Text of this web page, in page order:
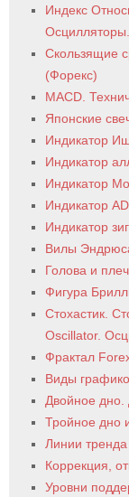
Индекс
Осцилляторы.
Скользящие
(Форекс)
MACD.
Японские
Индикатор
Индикатор
Индикатор
Индикатор
Индикатор
Вилы
Голова и
Фигура
Стохастик.
Oscillator.
Фрактал
Виды
Двойное дно.
Тройное дно
Линии тренда
Коррекция,
Уровни